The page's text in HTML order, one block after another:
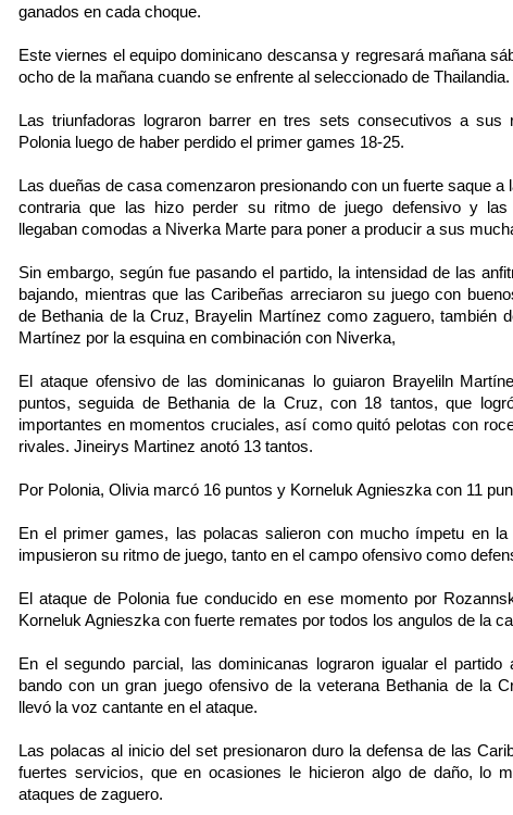
ganados en cada choque.
Este viernes el equipo dominicano descansa y regresará mañana
ocho de la mañana cuando se enfrente al seleccionado de Thailandia.
Las triunfadoras lograron barrer en tres sets consecutivos a sus
Polonia luego de haber perdido el primer games 18-25.
Las dueñas de casa comenzaron presionando con un fuerte saque a
contraria que las hizo perder su ritmo de juego defensivo y
llegaban comodas a Niverka Marte para poner a producir a sus
Sin embargo, según fue pasando el partido, la intensidad de las
bajando, mientras que las Caribeñas arreciaron su juego con
de Bethania de la Cruz, Brayelin Martínez como zaguero, también
Martínez por la esquina en combinación con Niverka,
El ataque ofensivo de las dominicanas lo guiaron Brayeliln
puntos, seguida de Bethania de la Cruz, con 18 tantos, que
importantes en momentos cruciales, así como quitó pelotas con
rivales. Jineirys Martinez anotó 13 tantos.
Por Polonia, Olivia marcó 16 puntos y Korneluk Agnieszka con 11
En el primer games, las polacas salieron con mucho ímpetu en la
impusieron su ritmo de juego, tanto en el campo ofensivo como
El ataque de Polonia fue conducido en ese momento por
Korneluk Agnieszka con fuerte remates por todos los angulos de la
En el segundo parcial, las dominicanas lograron igualar el partido
bando con un gran juego ofensivo de la veterana Bethania de la
llevó la voz cantante en el ataque.
Las polacas al inicio del set presionaron duro la defensa de las
fuertes servicios, que en ocasiones le hicieron algo de daño, lo
ataques de zaguero.